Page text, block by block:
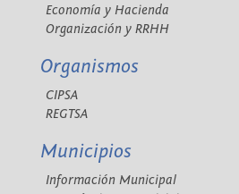
Economía y Hacienda
Organización y RRHH
Organismos
CIPSA
REGTSA
Municipios
Información Municipal